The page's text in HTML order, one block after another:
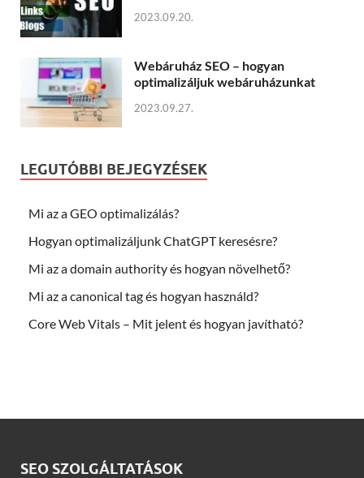
2023.09.20.
Webáruház SEO – hogyan
optimalizáljuk webáruházunkat
2023.09.27.
LEGUTÓBBI BEJEGYZÉSEK
Mi az a GEO optimalizálás?
Hogyan optimalizáljunk ChatGPT keresésre?
Mi az a domain authority és hogyan növelhető?
Mi az a canonical tag és hogyan használd?
Core Web Vitals – Mit jelent és hogyan javítható?
SEO SZOLGÁLTATÁSOK